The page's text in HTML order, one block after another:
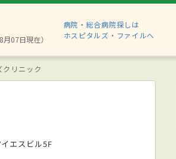
07日現在）
病院・総合病院探しは
ホスピタルズ・ファイルへ
リニック
エスビル5F